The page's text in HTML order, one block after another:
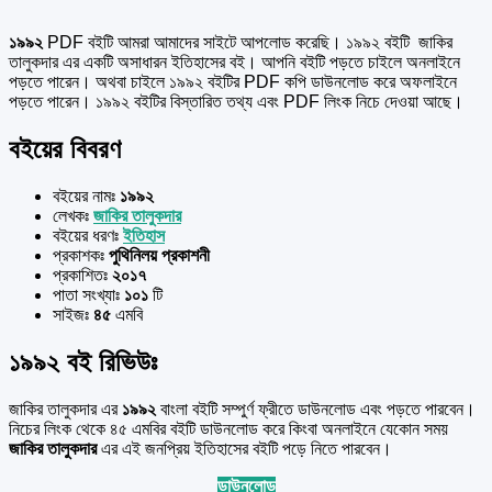
১৯৯২ PDF বইটি আমরা আমাদের সাইটে আপলোড করেছি। ১৯৯২ বইটি জাকির
তালুকদার এর একটি অসাধারন ইতিহাসের বই। আপনি বইটি পড়তে চাইলে অনলাইনে
পড়তে পারেন। অথবা চাইলে ১৯৯২ বইটির PDF কপি ডাউনলোড করে অফলাইনে
পড়তে পারেন। ১৯৯২ বইটির বিস্তারিত তথ্য এবং PDF লিংক নিচে দেওয়া আছে।
বইয়ের বিবরণ
বইয়ের নামঃ ১৯৯২
লেখকঃ জাকির তালুকদার
বইয়ের ধরণঃইতিহাস
প্রকাশকঃ পুথিনিলয় প্রকাশনী
প্রকাশিতঃ ২০১৭
পাতা সংখ্যাঃ ১০১ টি
সাইজঃ ৪৫ এমবি
১৯৯২ বই রিভিউঃ
জাকির তালুকদার এর১৯৯২ বাংলা বইটি সম্পুর্ণ ফ্রীতে ডাউনলোড এবং পড়তে পারবেন।
নিচের লিংক থেকে ৪৫ এমবির বইটি ডাউনলোড করে কিংবা অনলাইনে যেকোন সময়
জাকির তালুকদারএর এই জনপ্রিয় ইতিহাসের বইটি পড়ে নিতে পারবেন।
ডাউনলোড